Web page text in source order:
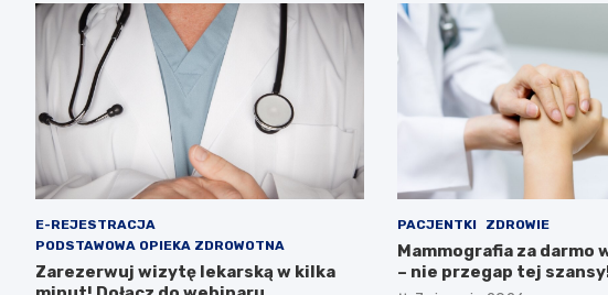
E-REJESTRACJA
PODSTAWOWA OPIEKA ZDROWOTNA
Zarezerwuj wizytę lekarską w kilka
PACJENTKI ZDROWIE
Mammografia za darmo
– nie przegap tej